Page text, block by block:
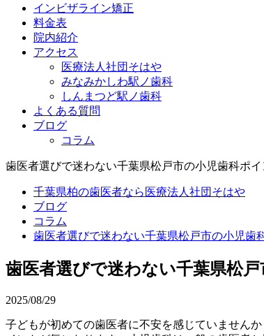
インビザライン矯正
料金表
院内紹介
アクセス
医療法人社団そはや
みなみかしわ駅ノ歯科
しんまつど駅ノ歯科
よくある質問
ブログ
コラム
歯医者選びで迷わない千葉県松戸市の小児歯科ポ
千葉県柏の歯医者なら医療法人社団そはや
ブログ
コラム
歯医者選びで迷わない千葉県松戸市の小児歯
歯医者選びで迷わない千葉県松
2025/08/29
子どもが初めての歯医者に不安を感じていません